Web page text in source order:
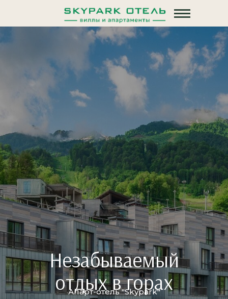
Незабываемый
отдых в горах
Апарт-отель "Skypark"